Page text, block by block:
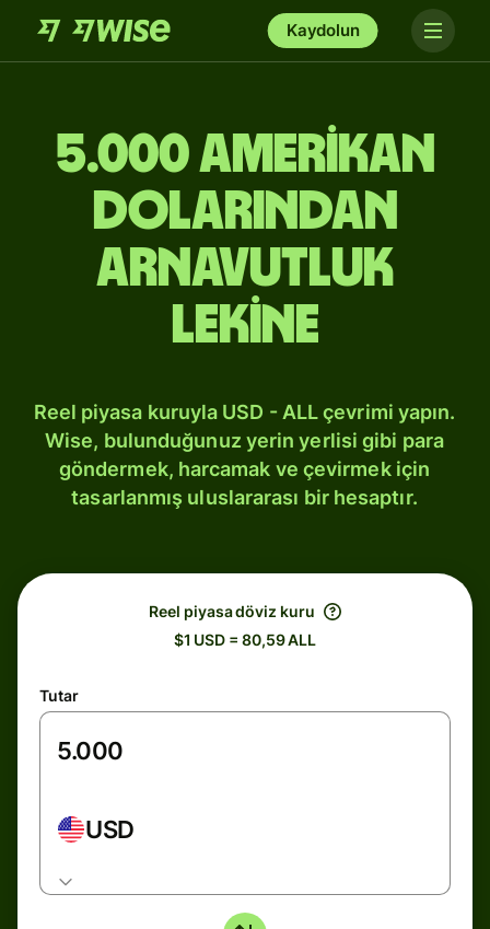
Kaydolun
5.000 Amerikan
dolarından
Arnavutluk
lekine
Reel piyasa kuruyla USD - ALL çevrimi yapın.
Wise, bulunduğunuz yerin yerlisi gibi para
göndermek, harcamak ve çevirmek için
tasarlanmış uluslararası bir hesaptır.
Reel piyasa döviz kuru
$1 USD = 80,59 ALL
Tutar
USD